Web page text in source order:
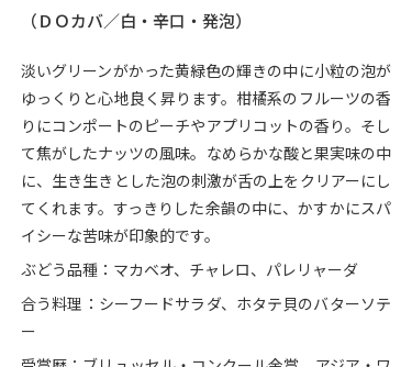
（ＤＯカバ／白・辛口・発泡）
淡いグリーンがかった黄緑色の輝きの中に小粒の泡が
ゆっくりと心地良く昇ります。柑橘系のフルーツの香
りにコンポートのピーチやアプリコットの香り。そし
て焦がしたナッツの風味。なめらかな酸と果実味の中
に、生き生きとした泡の刺激が舌の上をクリアーにし
てくれます。すっきりした余韻の中に、かすかにスパ
イシーな苦味が印象的です。
ぶどう品種：マカベオ、チャレロ、パレリャーダ
合う料理：シーフードサラダ、ホタテ貝のバターソテ
ー